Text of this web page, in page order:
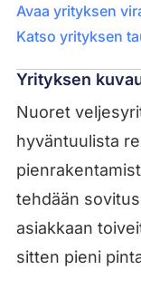
Avaa yrityksen
Katso yrityksen
Yrityksen
Nuoret
hyväntuulista
tehdään
asiakkaan
sitten pieni